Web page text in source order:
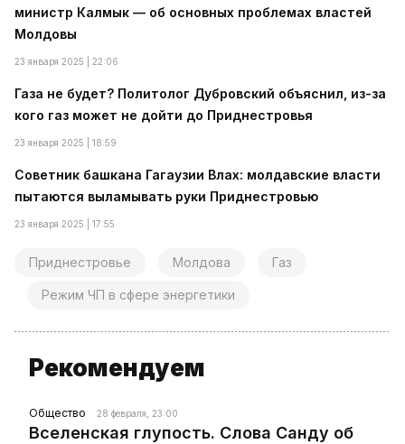
министр Калмык — об основных проблемах властей
Молдовы
23 января 2025 | 22:06
Газа не будет? Политолог Дубровский объяснил, из-за
кого газ может не дойти до Приднестровья
23 января 2025 | 18:59
Советник башкана Гагаузии Влах: молдавские власти
пытаются выламывать руки Приднестровью
23 января 2025 | 17:55
Приднестровье Молдова Газ
Режим ЧП в сфере энергетики
Рекомендуем
Общество 28 февраля, 23:00
Вселенская глупость. Слова Санду об